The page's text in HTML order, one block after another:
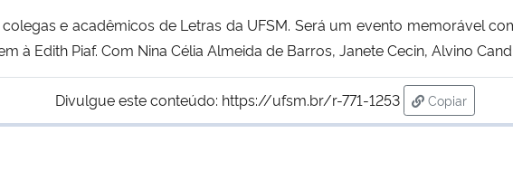
e acadêmicos de Letras da UFSM. Será um evento memorável
à Edith Piaf. Com Nina Célia Almeida de Barros, Janete Cecin, Alvino
Divulgue este conteúdo: https://ufsm.br/r-771-1253
Copiar
para área